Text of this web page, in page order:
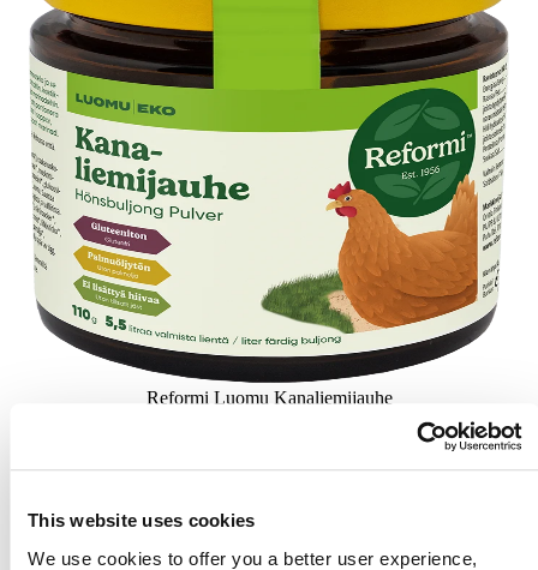
This website uses cookies
We use cookies to offer you a better user experience,
Reformi Luomu Kanaliemijauhe